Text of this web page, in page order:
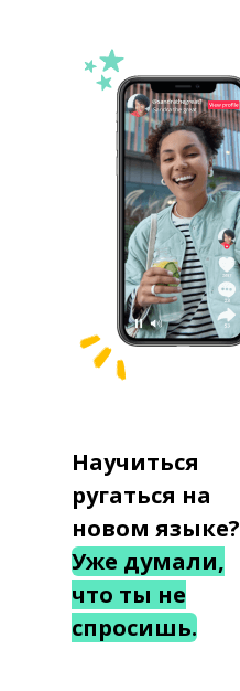
Научиться
ругаться на
новом языке?
Уже думали,
что ты не
спросишь.